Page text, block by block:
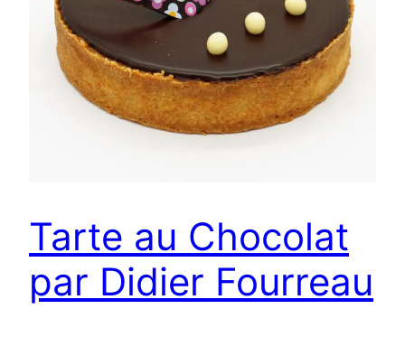
Tarte au Chocolat
par Didier Fourreau